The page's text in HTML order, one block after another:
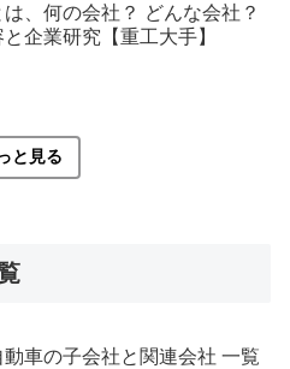
は、何の会社？ どんな会社？
企業研究【重工大手】
と見る
動車の子会社と関連会社 一覧